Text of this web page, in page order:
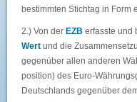
bestimmten Stichtag in Form
2.) Von der EZB erfasste und
Wert und die
gegenüber allen anderen
position) des Euro-
Deutschlands gegenüber